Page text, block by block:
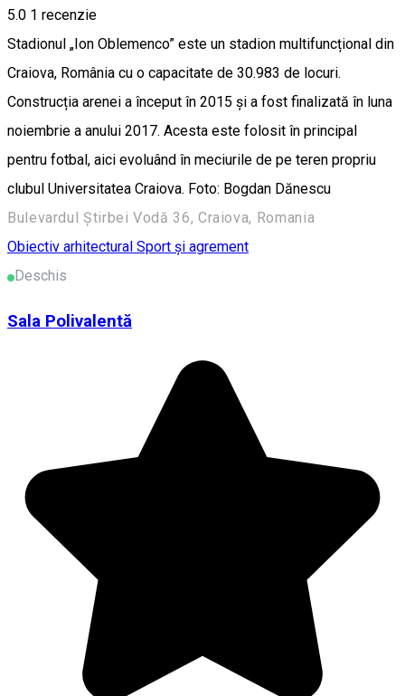
5.0 1 recenzie
Stadionul „Ion Oblemenco” este un stadion multifuncțional din
Craiova, România cu o capacitate de 30.983 de locuri.
Construcția arenei a început în 2015 și a fost finalizată în luna
noiembrie a anului 2017. Acesta este folosit în principal
pentru fotbal, aici evoluând în meciurile de pe teren propriu
clubul Universitatea Craiova. Foto: Bogdan Dănescu
Bulevardul Știrbei Vodă 36, Craiova, Romania
Obiectiv arhitectural Sport și agrement
Deschis
Sala Polivalentă